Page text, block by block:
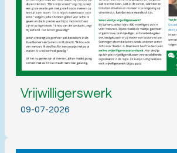
Vrijwilligerswerk
09-07-2026